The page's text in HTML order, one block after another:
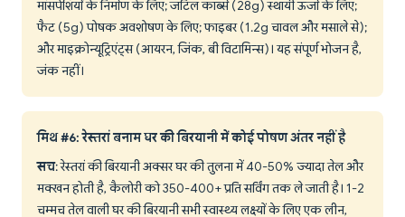
मांसपेशियों के निर्माण के लिए; जटिल कार्ब्स (28g) स्थायी ऊर्जा के लिए;
फैट (5g) पोषक अवशोषण के लिए; फाइबर (1.2g चावल और मसाले से);
और माइक्रोन्यूट्रिएंट्स (आयरन, जिंक, बी विटामिन्स)। यह संपूर्ण भोजन है,
जंक नहीं।
मिथ #6: रेस्तरां बनाम घर की बिरयानी में कोई पोषण अंतर नहीं है
सच: रेस्तरां की बिरयानी अक्सर घर की तुलना में 40-50% ज्यादा तेल और
मक्खन होती है, कैलोरी को 350-400+ प्रति सर्विंग तक ले जाती है। 1-2
चम्मच तेल वाली घर की बिरयानी सभी स्वास्थ्य लक्ष्यों के लिए एक लीन,